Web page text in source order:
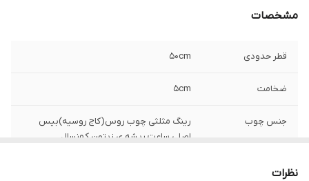
مشخصات
قطر حدودی 50cm
ضخامت 5cm
جنس چوب
رینگ مثلثی چوب روس(کاج روسیه)بیس
اصلی ساعت ریشه ی زیتون کهنسال
نظرات